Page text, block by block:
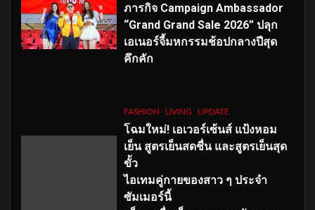
ภารกิจ Campaign Ambassador
“Grand Grand Sale 2026” ปลุก
เอเนอร์จี้มหกรรมช้อปกลางปีสุด
คึกคัก
FASHION LIVING UPDATE
โฉมใหม่! เอเวอร์เซ้นส์ แป้งหอม
เย็น สูตรเย็นสดชื่น และสูตรเย็นสุด
ขั้ว
ไอเทมคู่กายของสาว ๆ ประจำ
ซัมเมอร์นี้